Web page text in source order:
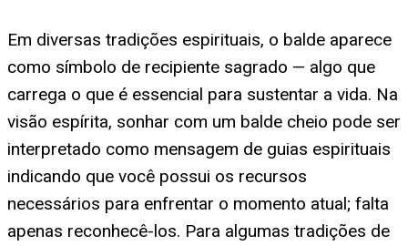
Em diversas tradições espirituais, o balde aparece
como símbolo de recipiente sagrado — algo que
carrega o que é essencial para sustentar a vida. Na
visão espírita, sonhar com um balde cheio pode ser
interpretado como mensagem de guias espirituais
indicando que você possui os recursos
necessários para enfrentar o momento atual; falta
apenas reconhecê-los. Para algumas tradições de